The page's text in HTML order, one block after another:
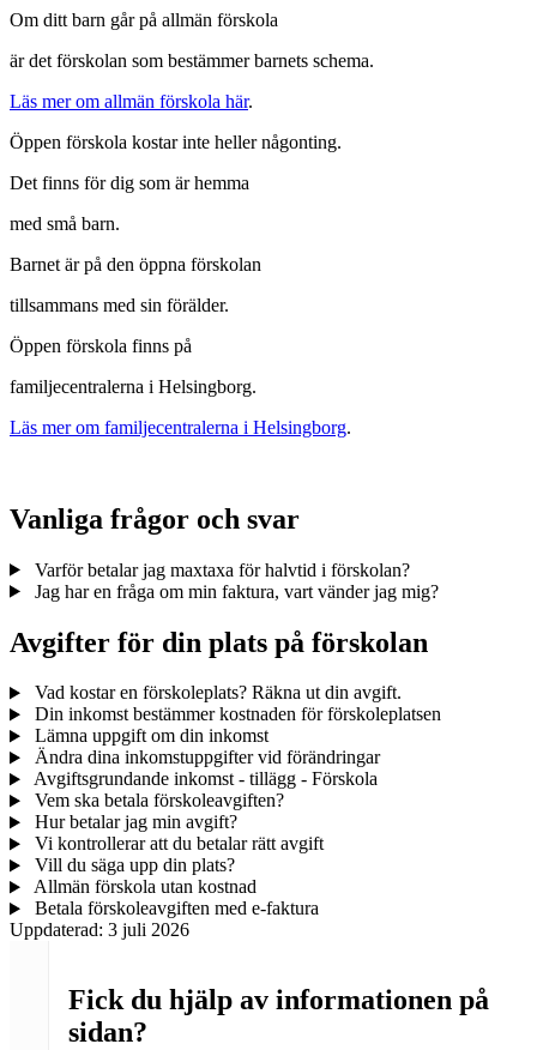
Om ditt barn går på allmän förskola
är det förskolan som bestämmer barnets schema.
Läs mer om allmän förskola här.
Öppen förskola kostar inte heller någonting.
Det finns för dig som är hemma
med små barn.
Barnet är på den öppna förskolan
tillsammans med sin förälder.
Öppen förskola finns på
familjecentralerna i Helsingborg.
Läs mer om familjecentralerna i Helsingborg.
Vanliga frågor och svar
Varför betalar jag maxtaxa för halvtid i förskolan?
Jag har en fråga om min faktura, vart vänder jag mig?
Avgifter för din plats på förskolan
Vad kostar en förskoleplats? Räkna ut din avgift.
Din inkomst bestämmer kostnaden för förskoleplatsen
Lämna uppgift om din inkomst
Ändra dina inkomstuppgifter vid förändringar
Avgiftsgrundande inkomst - tillägg - Förskola
Vem ska betala förskoleavgiften?
Hur betalar jag min avgift?
Vi kontrollerar att du betalar rätt avgift
Vill du säga upp din plats?
Allmän förskola utan kostnad
Betala förskoleavgiften med e-faktura
Uppdaterad: 3 juli 2026
Fick du hjälp av informationen på
sidan?